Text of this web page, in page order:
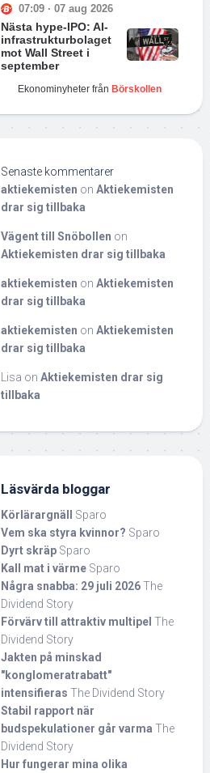
07:09 · 07 aug 2026
Nästa hype-IPO: AI-
infrastrukturbolaget
mot Wall Street i
september
Ekonominyheter från Börskollen
Senaste kommentarer
aktiekemisten on Aktiekemisten
drar sig tillbaka
Vägent till Snöbollen on
Aktiekemisten drar sig tillbaka
aktiekemisten on Aktiekemisten
drar sig tillbaka
aktiekemisten on Aktiekemisten
drar sig tillbaka
Lisa on Aktiekemisten drar sig
tillbaka
Läsvärda bloggar
Körlärargnäll Sparo
Vem ska styra kvinnor? Sparo
Dyrt skräp Sparo
Kall mat i värme Sparo
Några snabba: 29 juli 2026The
Dividend Story
Förvärv till attraktiv multipel The
Dividend Story
Jakten på minskad
"konglomeratrabatt"
intensifieras The Dividend Story
Stabil rapport när
budspekulationer går varma The
Dividend Story
Hur fungerar mina olika